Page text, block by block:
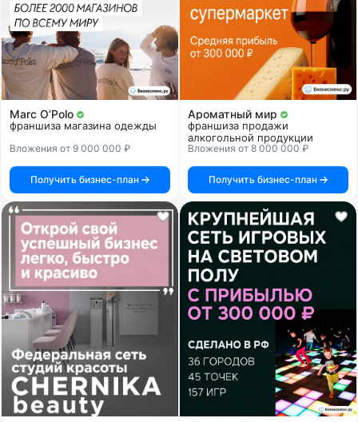
Marc O’Polo
франшиза магазина одежды
Вложения от 9 000 000 ₽
Получить бизнес-план
Ароматный мир
франшиза продажи
алкогольной продукции
Вложения от 8 000 000 ₽
Получить бизнес-план